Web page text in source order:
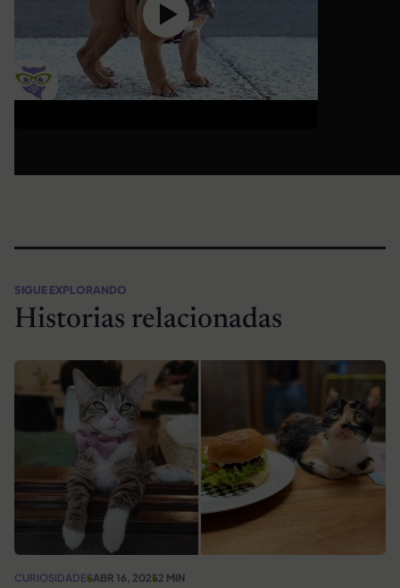
SIGUE EXPLORANDO
Historias relacionadas
CURIOSIDADESABR 16, 20252 MIN